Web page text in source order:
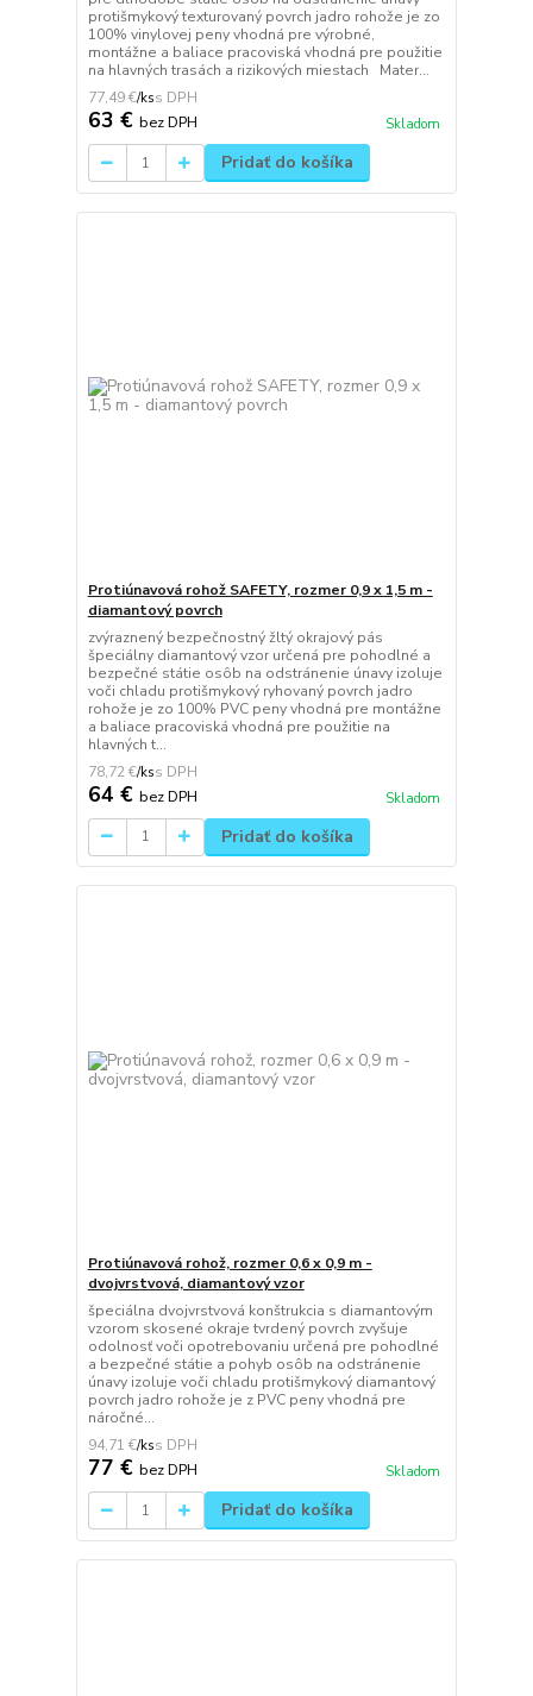
protišmykový texturovaný povrch jadro rohože je zo
100% vinylovej peny vhodná pre výrobné,
montážne a baliace pracoviská vhodná pre použitie
na hlavných trasách a rizikových miestach Mater...
77,49 €/ks
63 € bez DPH Skladom
Pridať do košíka
Protiúnavová rohož SAFETY, rozmer 0,9 x 1,5 m -
diamantový povrch
zvýraznený bezpečnostný žltý okrajový pás
špeciálny diamantový vzor určená pre pohodlné a
bezpečné státie osôb na odstránenie únavy izoluje
voči chladu protišmykový ryhovaný povrch jadro
rohože je zo 100% PVC peny vhodná pre montážne
a baliace pracoviská vhodná pre použitie na
hlavných t...
78,72 €/ks
64 € bez DPH Skladom
Pridať do košíka
Protiúnavová rohož, rozmer 0,6 x 0,9 m -
dvojvrstvová, diamantový vzor
špeciálna dvojvrstvová konštrukcia s diamantovým
vzorom skosené okraje tvrdený povrch zvyšuje
odolnosť voči opotrebovaniu určená pre pohodlné
a bezpečné státie a pohyb osôb na odstránenie
únavy izoluje voči chladu protišmykový diamantový
povrch jadro rohože je z PVC peny vhodná pre
náročné...
94,71 €/ks
77 € bez DPH Skladom
Pridať do košíka